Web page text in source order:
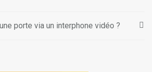
porte via un interphone vidéo ?